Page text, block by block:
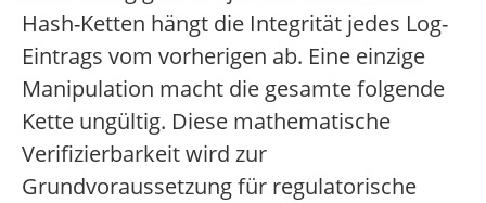
Hash-Ketten hängt die Integrität jedes Log-
Eintrags vom vorherigen ab. Eine einzige
Manipulation macht die gesamte folgende
Kette ungültig. Diese mathematische
Verifizierbarkeit wird zur
Grundvoraussetzung für regulatorische